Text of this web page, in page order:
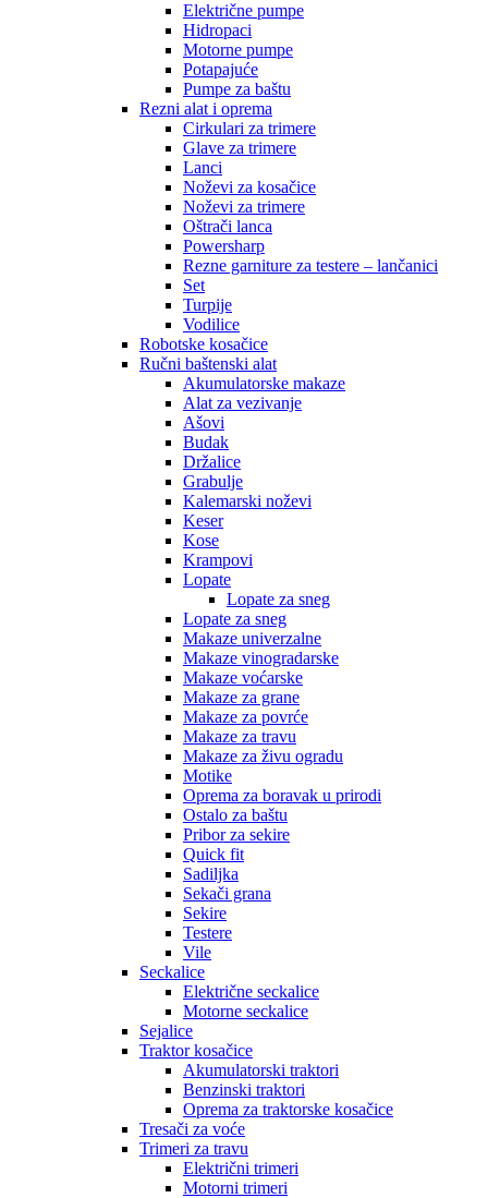
Električne pumpe
Hidropaci
Motorne pumpe
Potapajuće
Pumpe za baštu
Rezni alat i oprema
Cirkulari za trimere
Glave za trimere
Lanci
Noževi za kosačice
Noževi za trimere
Oštrači lanca
Powersharp
Rezne garniture za testere – lančanici
Set
Turpije
Vodilice
Robotske kosačice
Ručni baštenski alat
Akumulatorske makaze
Alat za vezivanje
Ašovi
Budak
Držalice
Grabulje
Kalemarski noževi
Keser
Kose
Krampovi
Lopate
Lopate za sneg
Lopate za sneg
Makaze univerzalne
Makaze vinogradarske
Makaze voćarske
Makaze za grane
Makaze za povrće
Makaze za travu
Makaze za živu ogradu
Motike
Oprema za boravak u prirodi
Ostalo za baštu
Pribor za sekire
Quick fit
Sadiljka
Sekači grana
Sekire
Testere
Vile
Seckalice
Električne seckalice
Motorne seckalice
Sejalice
Traktor kosačice
Akumulatorski traktori
Benzinski traktori
Oprema za traktorske kosačice
Tresači za voće
Trimeri za travu
Električni trimeri
Motorni trimeri